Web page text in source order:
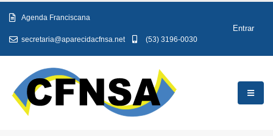
Agenda Franciscana
secretaria@aparecidacfnsa.net (53) 3196-0030
Entrar